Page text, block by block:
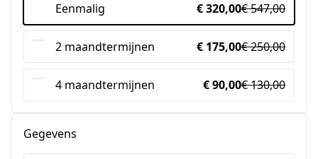
Eenmalig € 320,00€ 547,00
2 maandtermijnen € 175,00€ 250,00
4 maandtermijnen € 90,00€ 130,00
Gegevens